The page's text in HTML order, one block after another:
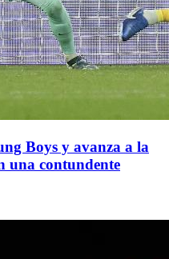
Boys y avanza a la
una contundente